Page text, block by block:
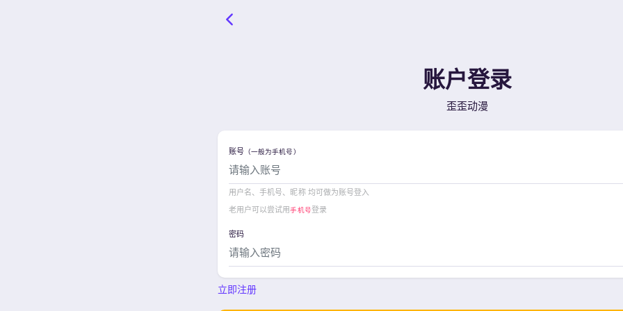
账户登录
歪歪动漫
账号 （一般为手机号）
用户名、手机号、昵称 均可做为账号登入
老用户可以尝试用手机号登录
密码
立即注册